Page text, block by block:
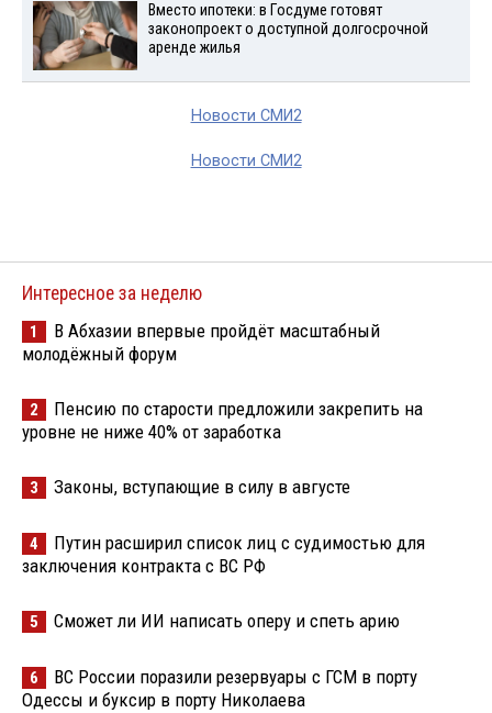
Вместо ипотеки: в Госдуме готовят
законопроект о доступной долгосрочной
аренде жилья
Новости СМИ2
Новости СМИ2
Интересное за неделю
1
В Абхазии впервые пройдёт масштабный
молодёжный форум
2
Пенсию по старости предложили закрепить на
уровне не ниже 40% от заработка
3 Законы, вступающие в силу в августе
4
Путин расширил список лиц с судимостью для
заключения контракта с ВС РФ
5 Сможет ли ИИ написать оперу и спеть арию
6
ВС России поразили резервуары с ГСМ в порту
Одессы и буксир в порту Николаева